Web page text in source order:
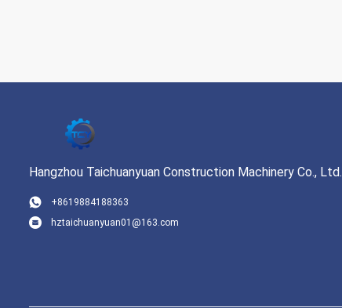
Hangzhou Taichuanyuan Construction Machinery Co., Ltd.
+8619884188363
hztaichuanyuan01@163.com